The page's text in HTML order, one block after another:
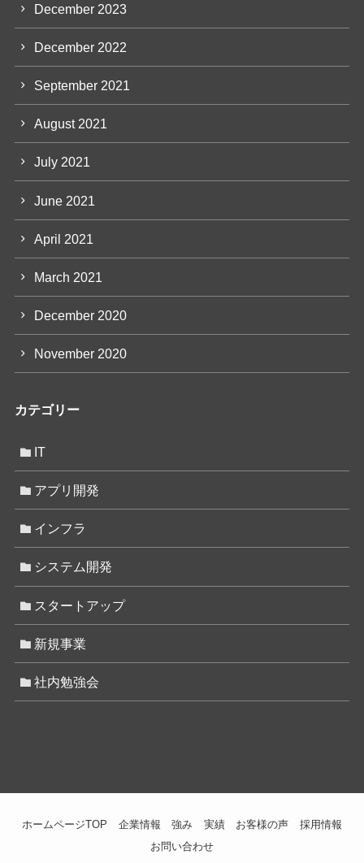
December 2023
December 2022
September 2021
August 2021
July 2021
June 2021
April 2021
March 2021
December 2020
November 2020
カテゴリー
IT
アプリ開発
インフラ
システム開発
スタートアップ
新規事業
社内勉強会
ホームページTOP 企業情報 強み 実績 お客様の声
採用情報
お問い合わせ